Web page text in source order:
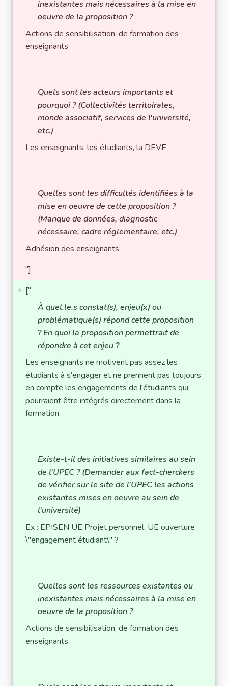
inexistantes mais nécessaires à la mise en
oeuvre de la proposition ?
Actions de sensibilisation, de formation des
enseignants
Quels sont les acteurs importants et
pourquoi ? (Collectivités territoirales,
monde associatif, services de l'université,
etc.)
Les enseignants, les étudiants, la DEVE
Quelles sont les difficultés identifiées à la
mise en oeuvre de cette proposition ?
(Manque de données, diagnostic
nécessaire, cadre réglementaire, etc.)
Adhésion des enseignants
"]
+ ["
À quel.le.s constat(s), enjeu(x) ou
problématique(s) répond cette proposition
? En quoi la proposition permettrait de
répondre à cet enjeu ?
Les enseignants ne motivent pas assez les
étudiants à s'engager et ne prennent pas toujours
en compte les engagements de l'étudiants qui
pourraient être intégrés directement dans la
formation
Existe-t-il des initiatives similaires au sein
de l'UPEC ? (Demander aux fact-cherckers
de vérifier sur le site de l'UPEC les actions
existantes mises en oeuvre au sein de
l'université)
Ex : EPISEN UE Projet personnel, UE ouverture
\"engagement étudiant\" ?
Quelles sont les ressources existantes ou
inexistantes mais nécessaires à la mise en
oeuvre de la proposition ?
Actions de sensibilisation, de formation des
enseignants